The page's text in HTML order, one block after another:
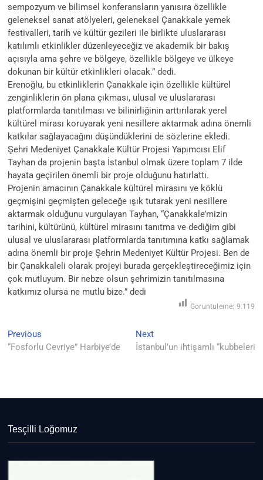
sempozyum ve bilimsel konferansların yanısıra özellikle
geleneksel sanat atölyeleri, geleneksel Çanakkale yemek
festivalleri, tarih ve kültür gezileri ile birlikte uluslararası
katılımlı etkinlikler düzenleyeceğiz ve akademik bir bakış
açısıyla ama şehre ve bölgeye, özellikle bölgeye ve ülkeye
dokunan bir kültür etkinlikleri olacak.” dedi.
Erenoğlu, bu etkinliklerin Çanakkale için özellikle kültürel
zenginliklerin ön plana çıkması, ulusal ve uluslararası
platformlarda tanıtılması ve bilinirliğinin arttırılarak yerel
kültürel mirası koruyarak yeni nesillere aktarmak adına önemli
katkılar sağlayacağını düşündüklerini de sözlerine ekledi.
Şehri Medeniyet Çanakkale Kültür Projesi Yapımcısı Elif
Tayhan da projenin başta İstanbul olmak üzere toplam 7 ilde
hayata geçirilen önemli bir proje olduğunu hatırlattı.
Projenin amacının Çanakkale kültürel mirasını ve köklü
geçmişini geçmişten geleceğe ışık tutarak yeni nesillere
aktarmak olduğunu vurgulayan Tayhan, “Çanakkale’mizin
tarihini, kültürünü, kültürel mirasını tanıtma ve dediğim gibi
ulusal ve uluslararası platformlarda tanıtımına katkı sağlamak
adına önemli bir proje Şehrin Medeniyet Kültür Projesi. Ben de
bir Çanakkaleli olarak projeyi burada gerçekleştireceğimiz için
çok mutluyum. Bir nebze olsun şehrimizin tanıtılmasına
katkımız olursa ne mutlu bize.” dedi
Goruntuleme: 9.119
Yazı
gezinmesi
Previous
post:
“Fosforlu Cevriye” Harbiye’de
NextNext
post:
İstanbul’un ihtişamlı “kubbeleri
Tesçilli Loğomuz